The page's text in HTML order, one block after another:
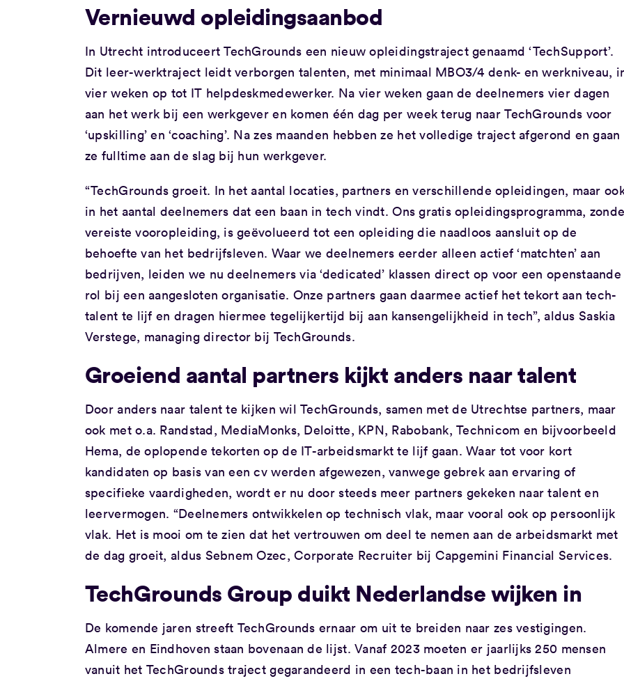
Vernieuwd opleidingsaanbod
In Utrecht introduceert TechGrounds een nieuw opleidingstraject genaamd ‘TechSupport’.
Dit leer-werktraject leidt verborgen talenten, met minimaal MBO3/4 denk- en werkniveau,
vier weken op tot IT helpdeskmedewerker. Na vier weken gaan de deelnemers vier dagen
aan het werk bij een werkgever en komen één dag per week terug naar TechGrounds voor
‘upskilling’ en ‘coaching’. Na zes maanden hebben ze het volledige traject afgerond en gaan
ze fulltime aan de slag bij hun werkgever.
“TechGrounds groeit. In het aantal locaties, partners en verschillende opleidingen, maar
in het aantal deelnemers dat een baan in tech vindt. Ons gratis opleidingsprogramma,
vereiste vooropleiding, is geëvolueerd tot een opleiding die naadloos aansluit op de
behoefte van het bedrijfsleven. Waar we deelnemers eerder alleen actief ‘matchten’ aan
bedrijven, leiden we nu deelnemers via ‘dedicated’ klassen direct op voor een openstaande
rol bij een aangesloten organisatie. Onze partners gaan daarmee actief het tekort aan tech-
talent te lijf en dragen hiermee tegelijkertijd bij aan kansengelijkheid in tech”, aldus Saskia
Verstege, managing director bij TechGrounds.
Groeiend aantal partners kijkt anders naar talent
Door anders naar talent te kijken wil TechGrounds, samen met de Utrechtse partners, maar
ook met o.a. Randstad, MediaMonks, Deloitte, KPN, Rabobank, Technicom en bijvoorbeeld
Hema, de oplopende tekorten op de IT-arbeidsmarkt te lijf gaan. Waar tot voor kort
kandidaten op basis van een cv werden afgewezen, vanwege gebrek aan ervaring of
specifieke vaardigheden, wordt er nu door steeds meer partners gekeken naar talent en
leervermogen. “Deelnemers ontwikkelen op technisch vlak, maar vooral ook op persoonlijk
vlak. Het is mooi om te zien dat het vertrouwen om deel te nemen aan de arbeidsmarkt met
de dag groeit, aldus Sebnem Ozec, Corporate Recruiter bij Capgemini Financial Services.
TechGrounds Group duikt Nederlandse wijken in
De komende jaren streeft TechGrounds ernaar om uit te breiden naar zes vestigingen.
Almere en Eindhoven staan bovenaan de lijst. Vanaf 2023 moeten er jaarlijks 250 mensen
vanuit het TechGrounds traject gegarandeerd in een tech-baan in het bedrijfsleven